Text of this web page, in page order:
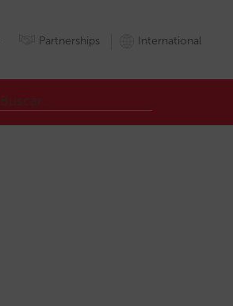
Partnerships International